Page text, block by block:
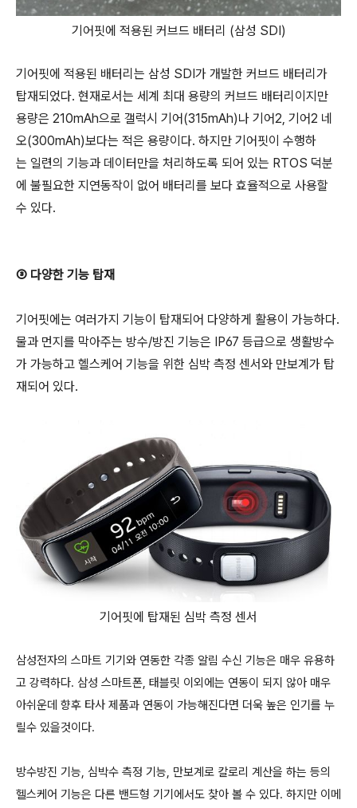
기어핏에 적용된 커브드 배터리 (삼성 SDI)
기어핏에 적용된 배터리는 삼성 SDI가 개발한 커브드 배터리가
탑재되었다. 현재로서는 세계 최대 용량의 커브드 배터리이지만
용량은 210mAh으로 갤럭시 기어(315mAh)나 기어2, 기어2 네
오(300mAh)보다는 적은 용량이다. 하지만 기어핏이 수행하
는 일련의 기능과 데이터만을 처리하도록 되어 있는 RTOS 덕분
에 불필요한 지연동작이 없어 배터리를 보다 효율적으로 사용할
수 있다.
③ 다양한 기능 탑재
기어핏에는 여러가지 기능이 탑재되어 다양하게 활용이 가능하다.
물과 먼지를 막아주는 방수/방진 기능은 IP67 등급으로 생활방수
가 가능하고 헬스케어 기능을 위한 심박 측정 센서와 만보계가 탑
재되어 있다.
기어핏에 탑재된 심박 측정 센서
삼성전자의 스마트 기기와 연동한 각종 알림 수신 기능은 매우 유용하
고 강력하다. 삼성 스마트폰, 태블릿 이외에는 연동이 되지 않아 매우
아쉬운데 향후 타사 제품과 연동이 가능해진다면 더욱 높은 인기를 누
릴수 있을것이다.
방수방진 기능, 심박수 측정 기능, 만보계로 칼로리 계산을 하는 등의
헬스케어 기능은 다른 밴드형 기기에서도 찾아 볼 수 있다. 하지만 이메